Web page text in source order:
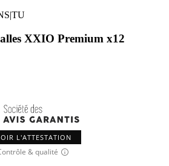
XXIO Premium x12
L'ATTESTATION
& qualité